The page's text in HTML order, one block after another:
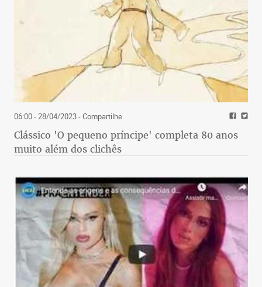
06:00 - 28/04/2023- Compartilhe
Clássico 'O pequeno príncipe' completa 80 anos
muito além dos clichês